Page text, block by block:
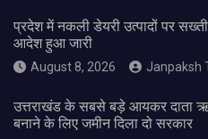
प्रदेश में नकली डेयरी उत्पादों पर
आदेश हुआ जारी
August 8, 2026 Janpaksh
उत्तराखंड के सबसे बड़े आयकर दाता
बनाने के लिए जमीन दिला दो सरकार